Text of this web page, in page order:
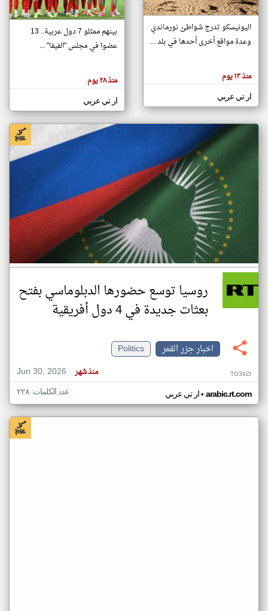
تغيير الدولة
اخبار جزر القمر على مدار الساعة
أهم اخبار جزر القمر العاجلة والمباشرة
هنا عن
وجهة
كاتبيها.
اليونيسكو تدرج شواطئ نورماندي
وعدة مواقع أخرى أحدها في بلد ...
منذ ١٣ يوم
ار تي عربي
بينهم ممثلو 7 دول عربية.. 13
عضوا في مجلس "الفيفا" ...
منذ ٢٨ يوم
ار تي عربي
روسيا توسع حضورها الدبلوماسي بفتح
بعثات جديدة في 4 دول أفريقية
اخبار جزر القمر
Politics
Jun 30, 2026
منذ شهر TG39ZI
ار تي عربي• arabic.rt.com عدد الكلمات: ٢٢٨
klyoum.com